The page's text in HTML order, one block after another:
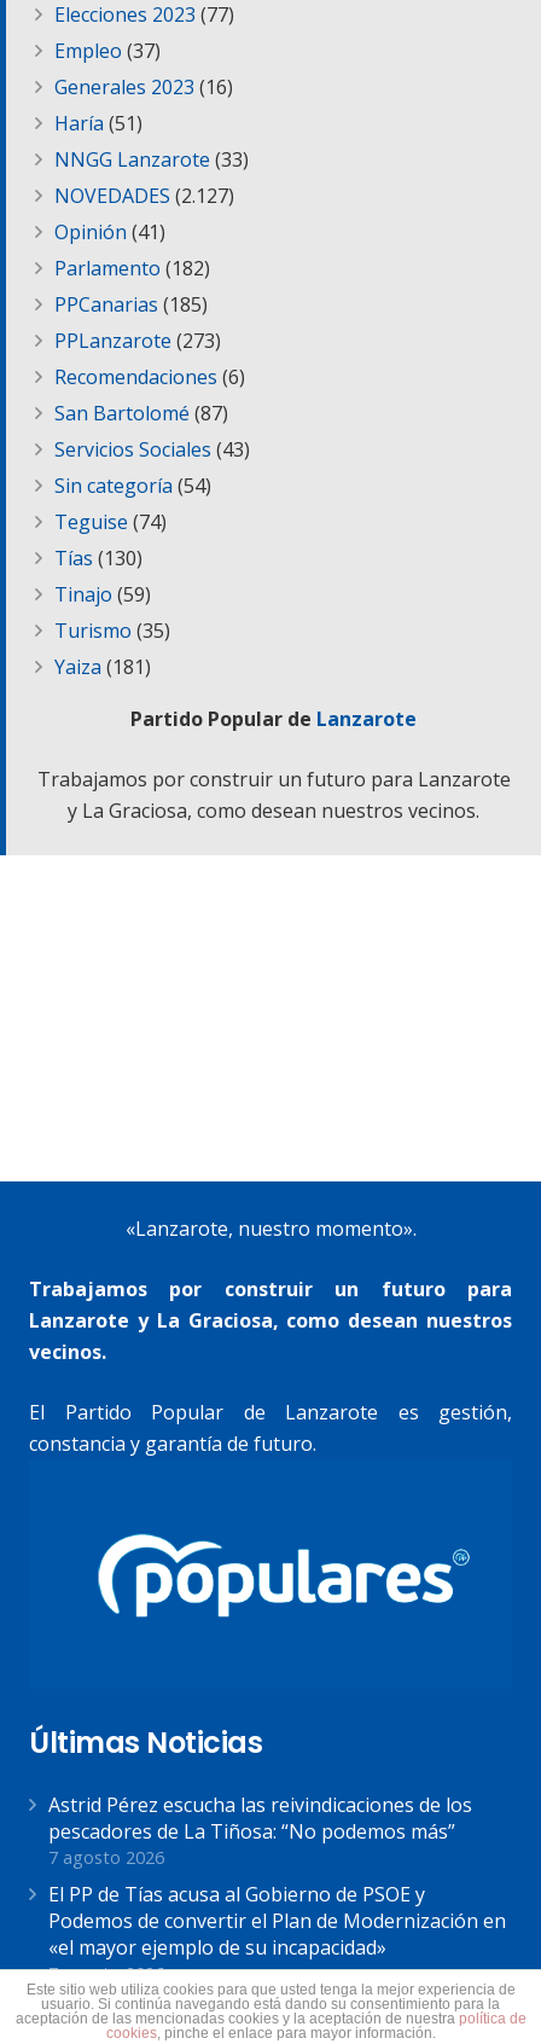
Elecciones 2023 (77)
Empleo (37)
Generales 2023 (16)
Haría (51)
NNGG Lanzarote (33)
NOVEDADES (2.127)
Opinión (41)
Parlamento (182)
PPCanarias (185)
PPLanzarote (273)
Recomendaciones (6)
San Bartolomé (87)
Servicios Sociales (43)
Sin categoría (54)
Teguise (74)
Tías (130)
Tinajo (59)
Turismo (35)
Yaiza (181)
Partido Popular de Lanzarote
Trabajamos por construir un futuro para Lanzarote
y La Graciosa, como desean nuestros vecinos.
«Lanzarote, nuestro momento».
Trabajamos por construir un futuro para
Lanzarote y La Graciosa, como desean nuestros
vecinos.
El Partido Popular de Lanzarote es gestión,
constancia y garantía de futuro.
Últimas Noticias
Astrid Pérez escucha las reivindicaciones de los
pescadores de La Tiñosa: “No podemos más”
7 agosto 2026
El PP de Tías acusa al Gobierno de PSOE y
Podemos de convertir el Plan de Modernización en
«el mayor ejemplo de su incapacidad»
7 agosto 2026
Astrid Pérez: “Lanzarote y toda Canarias se
solidariza con Ceuta: España no puede seguir sin
Este sitio web utiliza cookies para que usted tenga la mejor experiencia de
usuario. Si continúa navegando está dando su consentimiento para la
aceptación de las mencionadas cookies y la aceptación de nuestra política de
cookies, pinche el enlace para mayor información.